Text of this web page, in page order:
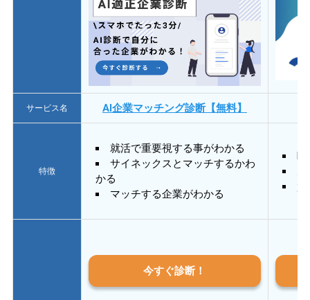
サービス名 AI企業マッチング診断【無料】
特徴
就活で重要視する事がわかる
サイネックスとマッチするかわ
かる
マッチする企業がわかる
質
今すぐ診断！